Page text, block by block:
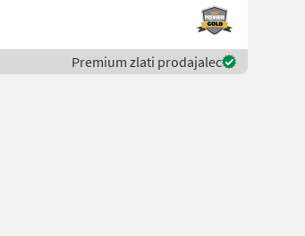
Premium zlati prodajalec